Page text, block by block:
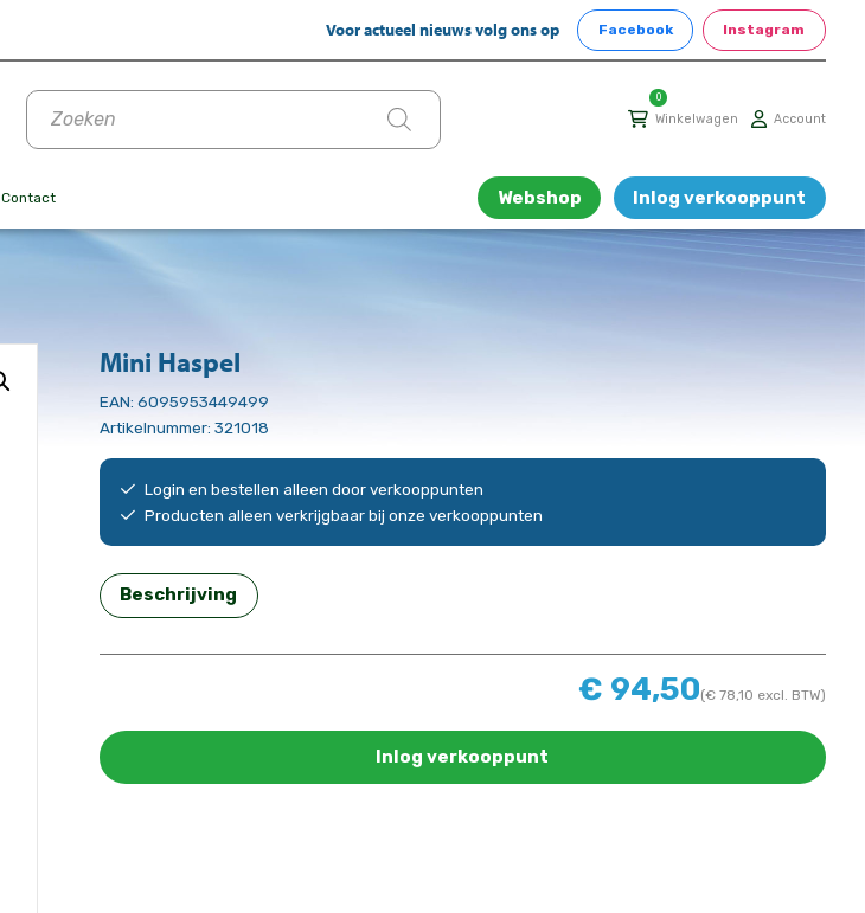
Voor actueel nieuws volg ons op Facebook Instagram
Producten
zoeken
0
Winkelwagen Account
Contact Webshop Inlog verkooppunt
€ 94,50(€78,10 excl. BTW)
Inlog verkooppunt
Mini Haspel
EAN: 6095953449499
Artikelnummer: 321018
Login en bestellen alleen door verkooppunten
Producten alleen verkrijgbaar bij onze verkooppunten
Beschrijving